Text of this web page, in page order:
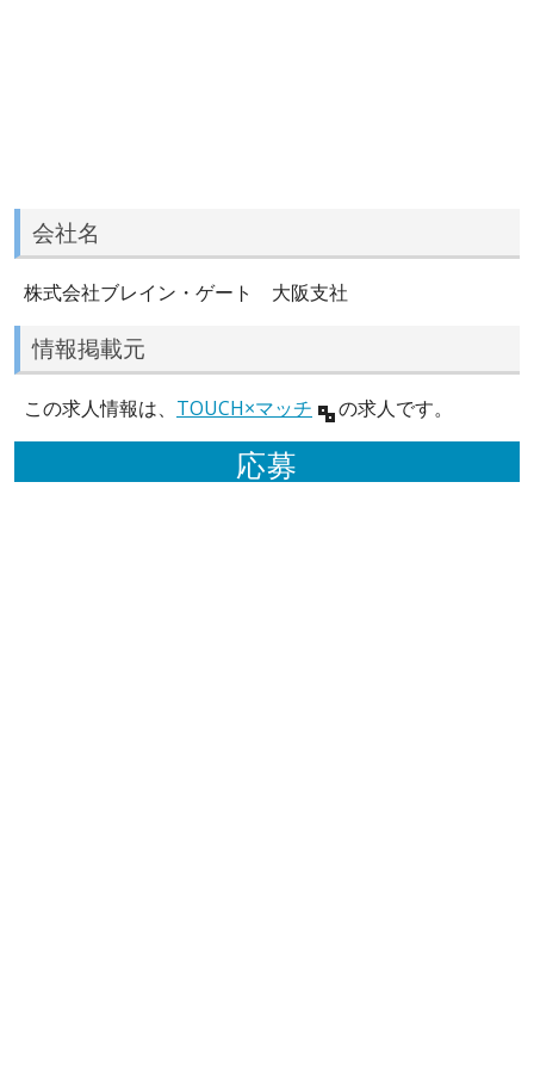
会社名
株式会社ブレイン・ゲート 大阪支社
情報掲載元
この求人情報は、 TOUCH×マッチ の求人です。
応募